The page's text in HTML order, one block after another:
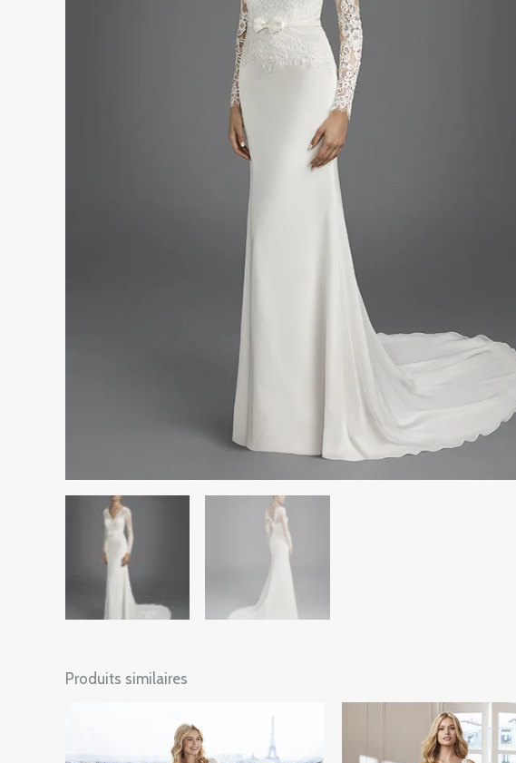
Produits similaires